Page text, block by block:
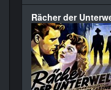
Rächer der